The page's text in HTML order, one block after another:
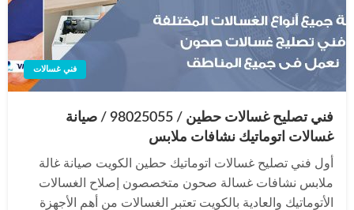
فني غسالات
فني تصليح غسالات حطين / 98025055 / صيانة
غسالات اتوماتيك نشافات ملابس
أول فني تصليح غسالات اتوماتيك حطين الكويت صيانة غالة
ملابس نشافات غسالة صحون متخصصون إصلاح الغسالات
الأتوماتيك والعادية بالكويت تعتبر الغسالات من أهم الأجهزة